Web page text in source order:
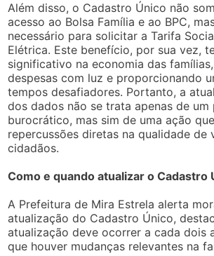
Além disso, o Cadastro Único não
acesso ao Bolsa Família e ao BPC,
necessário para solicitar a Tarifa
Elétrica. Este benefício, por sua vez,
significativo na economia das
despesas com luz e proporcionando
tempos desafiadores. Portanto, a
dos dados não se trata apenas de um
burocrático, mas sim de uma ação
repercussões diretas na qualidade de
cidadãos.
Como e quando atualizar o Cadastro
A Prefeitura de Mira Estrela alerta
atualização do Cadastro Único,
atualização deve ocorrer a cada dois
que houver mudanças relevantes na